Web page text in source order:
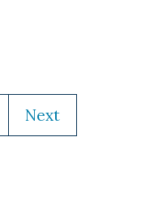
Next